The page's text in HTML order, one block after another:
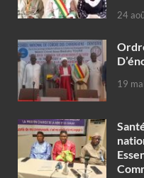
24
19